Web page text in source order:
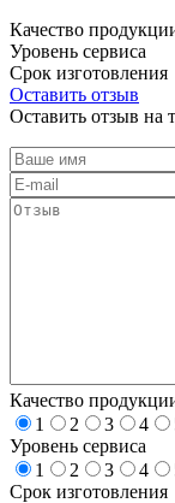
Качество
Уровень сервиса
Срок изготовления
Оставить отзыв
Оставить отзыв на
Качество
1
2 3 4
Уровень сервиса
1
2 3 4
Срок изготовления